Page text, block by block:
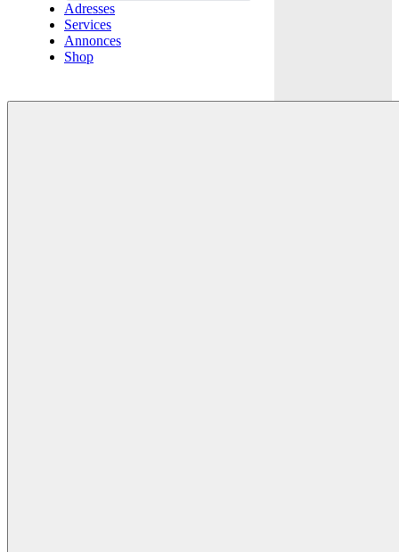
Adresses
Services
Annonces
Shop